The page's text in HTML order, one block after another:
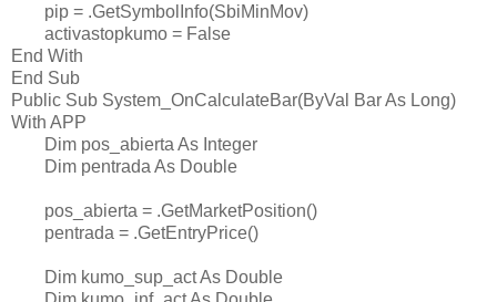
pip = .GetSymbolInfo(SbiMinMov)
activastopkumo = False
End With
End Sub
Public Sub System_OnCalculateBar(ByVal Bar As Long)
With APP
Dim pos_abierta As Integer
Dim pentrada As Double
pos_abierta = .GetMarketPosition()
pentrada = .GetEntryPrice()
Dim kumo_sup_act As Double